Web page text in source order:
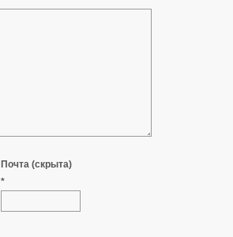
Почта (скрыта)
*